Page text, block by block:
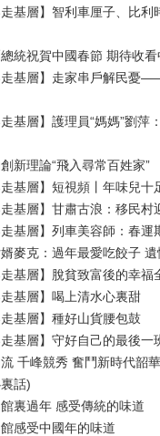
走基層】智利車厘子、比
統祝賀中國春節 期待收
走基層】走家串戶解民憂
走基層】護理員“媽媽”劉
新理論“飛入尋常百姓家”
走基層】短視頻丨年味兒十
走基層】甘肅古浪：移民村
走基層】列車美容師：春
麥克：過年最愛吃餃子
走基層】脫貧致富後的幸福
走基層】喝上清水心裏甜
走基層】種好山貨腰包鼓
走基層】守好自己的最後
千峰競秀 奮鬥新時代韶
話)
裏過年 感受傳統的味道
感受中國年的味道